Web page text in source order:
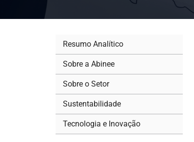
Resumo Analítico
Sobre a Abinee
Sobre o Setor
Sustentabilidade
Tecnologia e Inovação